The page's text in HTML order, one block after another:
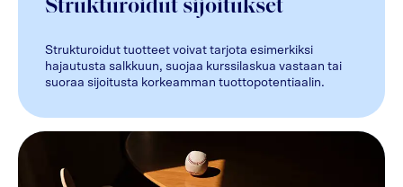
Strukturoidut sijoitukset
Strukturoidut tuotteet voivat tarjota esimerkiksi
hajautusta salkkuun, suojaa kurssilaskua vastaan tai
suoraa sijoitusta korkeamman tuottopotentiaalin.